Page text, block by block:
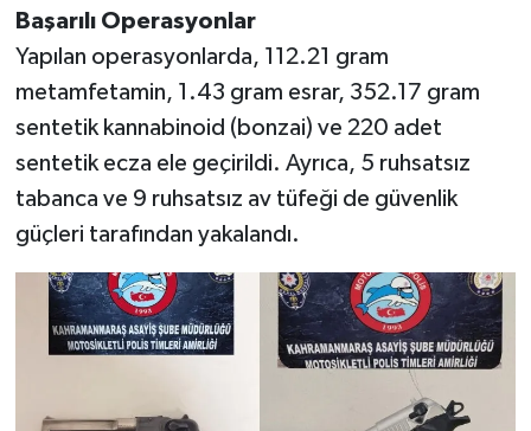
Başarılı Operasyonlar
Yapılan operasyonlarda, 112.21 gram
metamfetamin, 1.43 gram esrar, 352.17 gram
sentetik kannabinoid (bonzai) ve 220 adet
sentetik ecza ele geçirildi. Ayrıca, 5 ruhsatsız
tabanca ve 9 ruhsatsız av tüfeği de güvenlik
güçleri tarafından yakalandı.
OTOMOBİL
MİZAH
Genel
Politika
YEREL